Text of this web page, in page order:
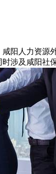
阳人力资源
涉及咸阳社